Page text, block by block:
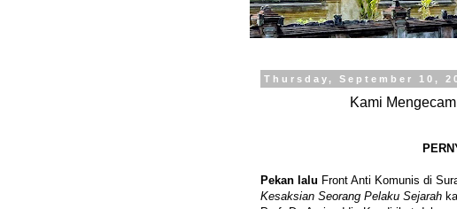
Thursday, September 10,
Kami
Pekan lalu Front Anti Komunis di
Kesaksian Seorang Pelaku Sejarah